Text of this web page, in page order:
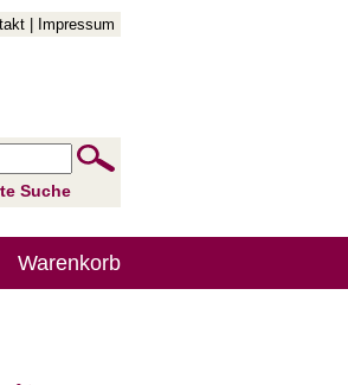
Impressum
Suche
Warenkorb